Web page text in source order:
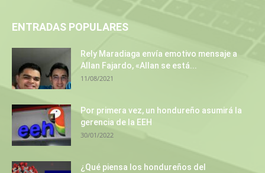
ENTRADAS POPULARES
Rely Maradiaga envía emotivo mensaje a
Allan Fajardo, «Allan se está...
11/08/2021
Por primera vez, un hondureño asumirá la
gerencia de la EEH
30/01/2022
¿Qué piensa los hondureños del